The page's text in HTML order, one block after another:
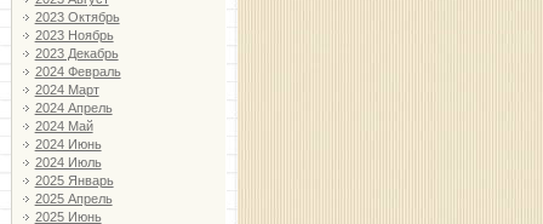
2023 Октябрь
2023 Ноябрь
2023 Декабрь
2024 Февраль
2024 Март
2024 Апрель
2024 Май
2024 Июнь
2024 Июль
2025 Январь
2025 Апрель
2025 Июнь